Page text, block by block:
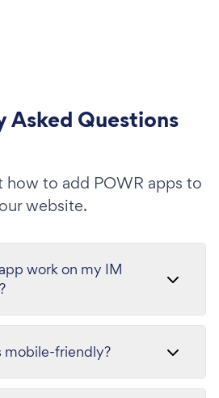
Asked Questions
how to add POWR apps to
website.
work on my IM
mobile-friendly?